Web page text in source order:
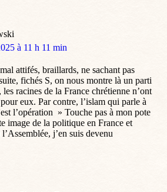
à 11 h 11 min
attifés, braillards, ne sachant pas
fichés S, on nous montre là un parti
racines de la France chrétienne n’ont
eux. Par contre, l’islam qui parle à
l’opération » Touche pas à mon pote
image de la politique en France et
j’en suis devenu